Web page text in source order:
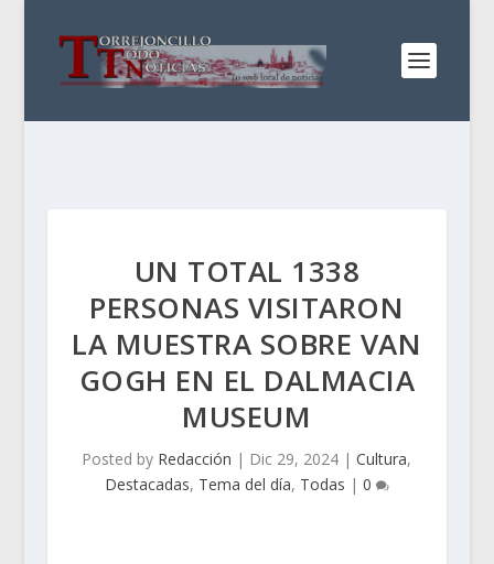
UN TOTAL 1338
PERSONAS VISITARON
LA MUESTRA SOBRE VAN
GOGH EN EL DALMACIA
MUSEUM
Posted by Redacción | Dic 29, 2024 |Cultura,
Destacadas, Tema del día, Todas | 0